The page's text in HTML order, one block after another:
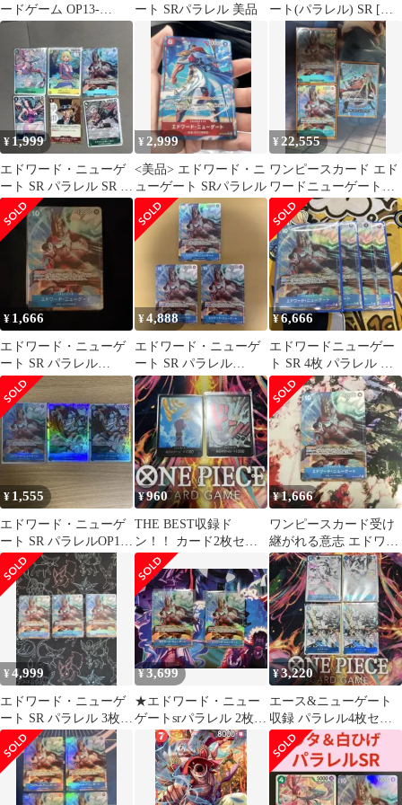
ードゲーム OP13-
042[SR]：(パラレル)エ
ドワード・ニューゲー
ート SRパラレル 美品
ート(パラレル) SR [受
け継がれる意志] OP13-
042 傷有り ワンピース
カードゲーム
¥ 1,999
エドワード・ニューゲ
ート SR パラレル SR R
OP13
¥ 2,999
<美品> エドワード・ニ
ューゲート SRパラレル
¥ 22,555
ワンピースカード エド
ワードニューゲート
SP パラレル2枚
¥ 1,666
エドワード・ニューゲ
ート SR パラレル
OP13-042 受け継がれる
意志
¥4,888
エドワード・ニューゲ
ート SR パラレル
OP13-042 受け継がれる
意志
¥6,666
エドワードニューゲー
ト SR 4枚 パラレル 受
け継がれる意志
¥ 1,555
エドワード・ニューゲ
ート SR パラレルOP13-
042 受け継がれる意志
¥960
THE BEST収録ド
ン！！ カード2枚セッ
ト
¥1,666
ワンピースカード受け
継がれる意志 エドワー
ド・ニューゲート(SRパ
ラレル)
¥4,999
エドワード・ニューゲ
ート SR パラレル 3枚
受け継がれる意志
¥3,699
★エドワード・ニュー
ゲートsrパラレル 2枚セ
ット 受け継がれる意志
¥3,220
エース&ニューゲート
収録 パラレル4枚セッ
ト